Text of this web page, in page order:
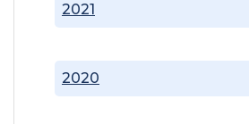
2020
2021